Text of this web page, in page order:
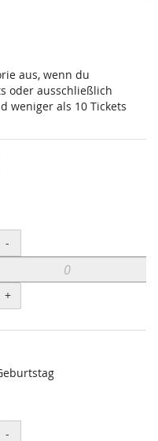
aus, wenn du
oder ausschließlich
weniger als 10 Tickets
Menge
-
+
Menge
-